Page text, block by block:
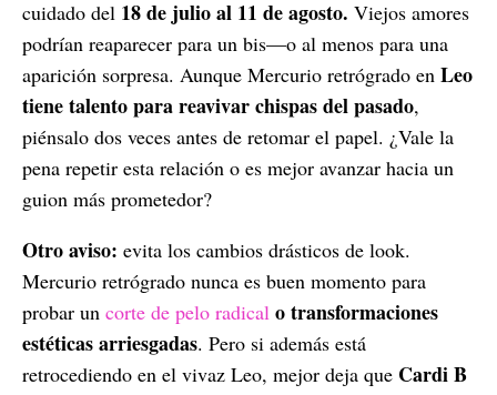
cuidado del 18 de julio al 11 de agosto. Viejos amores
podrían reaparecer para un bis—o al menos para una
aparición sorpresa. Aunque Mercurio retrógrado en Leo
tiene talento para reavivar chispas del pasado,
piénsalo dos veces antes de retomar el papel. ¿Vale la
pena repetir esta relación o es mejor avanzar hacia un
guion más prometedor?
Otro aviso: evita los cambios drásticos de look.
Mercurio retrógrado nunca es buen momento para
probar un corte de pelo radical o transformaciones
estéticas arriesgadas. Pero si además está
retrocediendo en el vivaz Leo, mejor deja que Cardi B